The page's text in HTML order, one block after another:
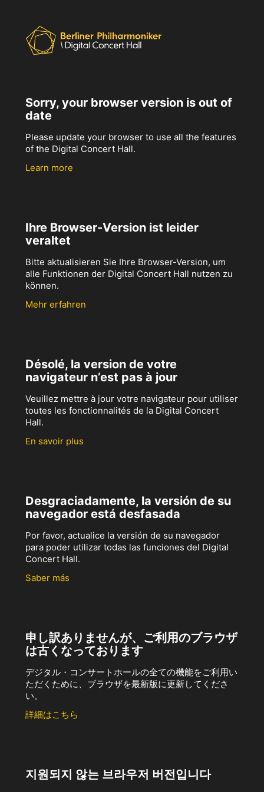
Sorry, your browser version is out of
date
Please update your browser to use all the features
of the Digital Concert Hall.
Learn more
Ihre Browser-Version ist leider
veraltet
Bitte aktualisieren Sie Ihre Browser-Version, um
alle Funktionen der Digital Concert Hall nutzen zu
können.
Mehr erfahren
Désolé, la version de votre
navigateur n’est pas à jour
Veuillez mettre à jour votre navigateur pour utiliser
toutes les fonctionnalités de la Digital Concert
Hall.
En savoir plus
Desgraciadamente, la versión de su
navegador está desfasada
Por favor, actualice la versión de su navegador
para poder utilizar todas las funciones del Digital
Concert Hall.
Saber más
申し訳ありませんが、ご利用のブラウザ
は古くなっております
デジタル・コンサートホールの全ての機能をご利用い
ただくために、ブラウザを最新版に更新してくださ
い。
詳細はこちら
지원되지 않는 브라우저 버전입니다